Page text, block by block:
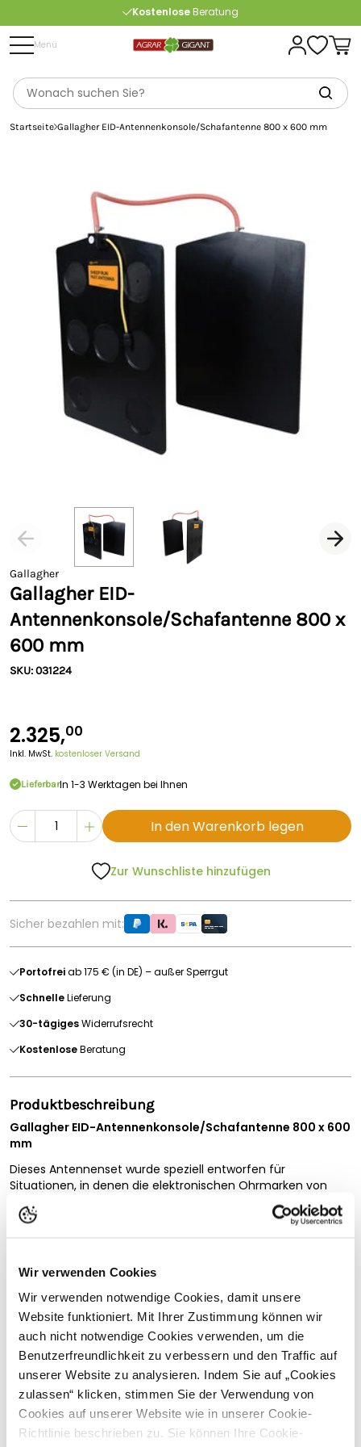
Wir verwenden Cookies
Wir verwenden notwendige Cookies, damit unsere
Website funktioniert. Mit Ihrer Zustimmung können wir
auch nicht notwendige Cookies verwenden, um die
Benutzerfreundlichkeit zu verbessern und den Traffic auf
unserer Website zu analysieren. Indem Sie auf „Cookies
zulassen“ klicken, stimmen Sie der Verwendung von
Cookies auf unserer Website wie in unserer Cookie-
Richtlinie beschrieben zu. Sie können Ihre Cookie-
KostenloseBeratung
ab 175 € (in DE) – außer Sperrgut
Menü
Startseite Gallagher EID-Antennenkonsole/Schafantenne 800 x 600 mm
Gallagher
Gallagher EID-
Antennenkonsole/Schafantenne 800 x
600 mm
SKU: 031224
2.325,00
Inkl. MwSt. kostenloser Versand
LieferbarIn 1-3 Werktagen bei Ihnen
In den Warenkorb legen
Zur Wunschliste hinzufügen
Sicher bezahlen mit:
Portofreiab 175 € (in DE) – außer Sperrgut
SchnelleLieferung
30-tägigesWiderrufsrecht
KostenloseBeratung
Produktbeschreibung
Gallagher EID-Antennenkonsole/Schafantenne 800 x 600
mm
Dieses Antennenset wurde speziell entworfen für
Situationen, in denen die elektronischen Ohrmarken von
Schafen in voller Geschwindigkeit abgelesen werden
müssen, z.B. beim Be- und Entladen der Tiere. Die beiden
geeignete, wasserfeste und robuste Antennenkonsole zur
Das System verfügt über eine flexible Verbindung der
Panele, untergebracht in einem Schutzschlauch. Der
Abstand zwischen den Antennen kann verringert werden,
um kleinere Tiere passieren zu lassen oder erweitert werden
um größere Tiere passieren zu lassen.
EID-Erfassung mit Highspeed - das spezielle Design der
Antennen ermöglicht eine hoher EID-Erfassungsrate auch
wenn die Tiere vorbeirennen. Dabei ist es egal ob die
Vollständige Beschreibung lesen
Kundenbewertungen
Passende Produkte